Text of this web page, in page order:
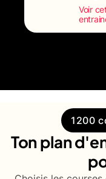
Voir
1200
Ton plan